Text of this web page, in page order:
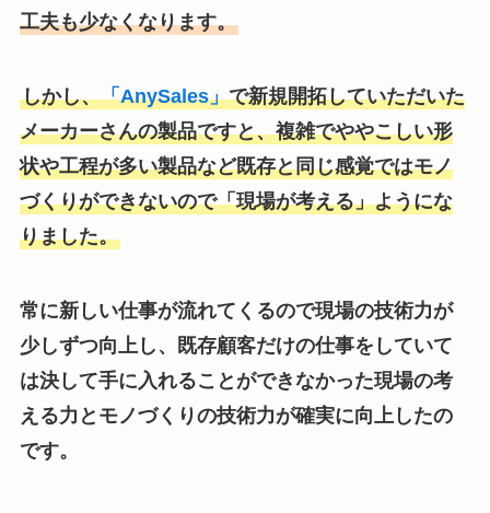
工夫も少なくなります。
しかし、「AnySales」で新規開拓していただいた
メーカーさんの製品ですと、複雑でややこしい形
状や工程が多い製品など既存と同じ感覚ではモノ
づくりができないので「現場が考える」ようにな
りました。
常に新しい仕事が流れてくるので現場の技術力が
少しずつ向上し、既存顧客だけの仕事をしていて
は決して手に入れることができなかった現場の考
える力とモノづくりの技術力が確実に向上したの
です。